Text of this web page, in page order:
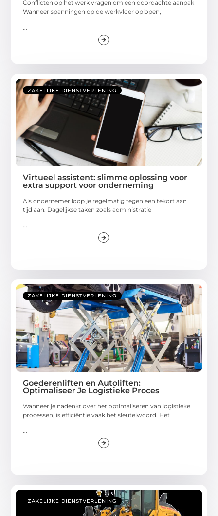
Conflicten op het werk vragen om een doordachte aanpak
Wanneer spanningen op de werkvloer oplopen,
ZAKELIJKE DIENSTVERLENING
Virtueel assistent: slimme oplossing voor
extra support voor onderneming
Als ondernemer loop je regelmatig tegen een tekort aan
tijd aan. Dagelijkse taken zoals administratie
...
ZAKELIJKE DIENSTVERLENING
Goederenliften en Autoliften:
Optimaliseer Je Logistieke Proces
Wanneer je nadenkt over het optimaliseren van logistieke
processen, is efficiëntie vaak het sleutelwoord. Het
...
ZAKELIJKE DIENSTVERLENING